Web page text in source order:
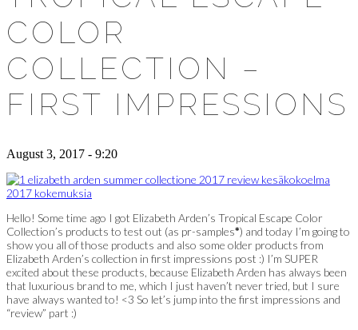
COLOR
COLLECTION –
FIRST IMPRESSIONS
August 3, 2017 - 9:20
Hello! Some time ago I got Elizabeth Arden’s Tropical Escape Color
Collection’s products to test out (as pr-samples*) and today I’m going to
show you all of those products and also some older products from
Elizabeth Arden’s collection in first impressions post :) I’m SUPER
excited about these products, because Elizabeth Arden has always been
that luxurious brand to me, which I just haven’t never tried, but I sure
have always wanted to! <3 So let’s jump into the first impressions and
“review” part :)